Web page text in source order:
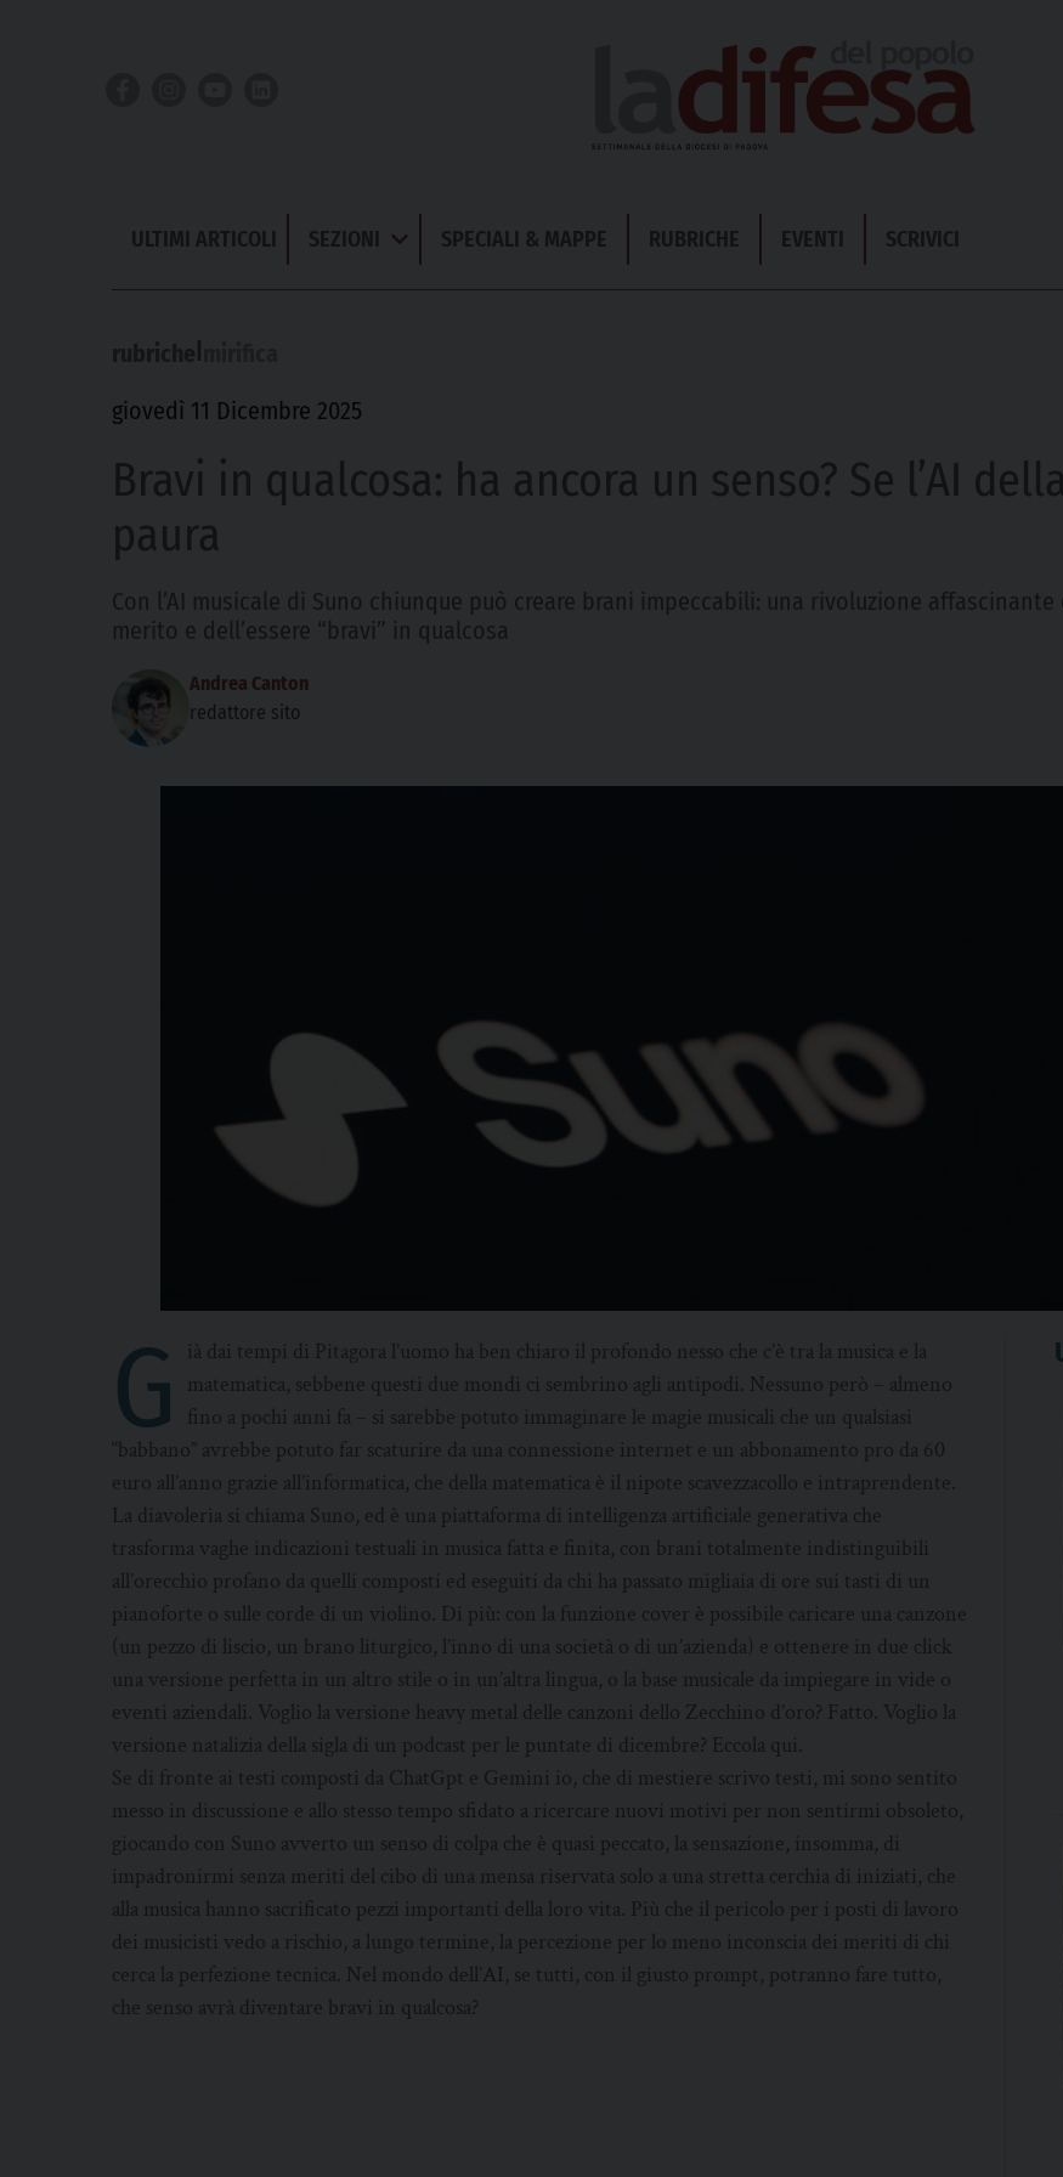
ULTIMI ARTICOLI SEZIONI
Apri
Menu
SPECIALI & MAPPE RUBRICHE EVENTI SCRIVICI
giovedì 11 Dicembre 2025
Bravi in qualcosa: ha ancora un senso? Se l’AI
paura
Con l’AI musicale di Suno chiunque può creare brani impeccabili: una rivoluzione
merito e dell’essere “bravi” in qualcosa
Andrea Canton
redattore sito
G
ià dai tempi di Pitagora l’uomo ha ben chiaro il profondo nesso che c’è tra la musica e la
matematica, sebbene questi due mondi ci sembrino agli antipodi. Nessuno però – almeno
fino a pochi anni fa – si sarebbe potuto immaginare le magie musicali che un qualsiasi
“babbano” avrebbe potuto far scaturire da una connessione internet e un abbonamento pro da 60
euro all’anno grazie all’informatica, che della matematica è il nipote scavezzacollo e intraprendente.
La diavoleria si chiama Suno, ed è una piattaforma di intelligenza artificiale generativa che
trasforma vaghe indicazioni testuali in musica fatta e finita, con brani totalmente indistinguibili
all’orecchio profano da quelli composti ed eseguiti da chi ha passato migliaia di ore sui tasti di un
pianoforte o sulle corde di un violino. Di più: con la funzione cover è possibile caricare una canzone
(un pezzo di liscio, un brano liturgico, l’inno di una società o di un’azienda) e ottenere in due click
una versione perfetta in un altro stile o in un’altra lingua, o la base musicale da impiegare in vide o
eventi aziendali. Voglio la versione heavy metal delle canzoni dello Zecchino d’oro? Fatto. Voglio la
versione natalizia della sigla di un podcast per le puntate di dicembre? Eccola qui.
Se di fronte ai testi composti da ChatGpt e Gemini io, che di mestiere scrivo testi, mi sono sentito
messo in discussione e allo stesso tempo sfidato a ricercare nuovi motivi per non sentirmi obsoleto,
giocando con Suno avverto un senso di colpa che è quasi peccato, la sensazione, insomma, di
impadronirmi senza meriti del cibo di una mensa riservata solo a una stretta cerchia di iniziati, che
alla musica hanno sacrificato pezzi importanti della loro vita. Più che il pericolo per i posti di lavoro
dei musicisti vedo a rischio, a lungo termine, la percezione per lo meno inconscia dei meriti di chi
cerca la perfezione tecnica. Nel mondo dell’AI, se tutti, con il giusto prompt, potranno fare tutto,
che senso avrà diventare bravi in qualcosa?